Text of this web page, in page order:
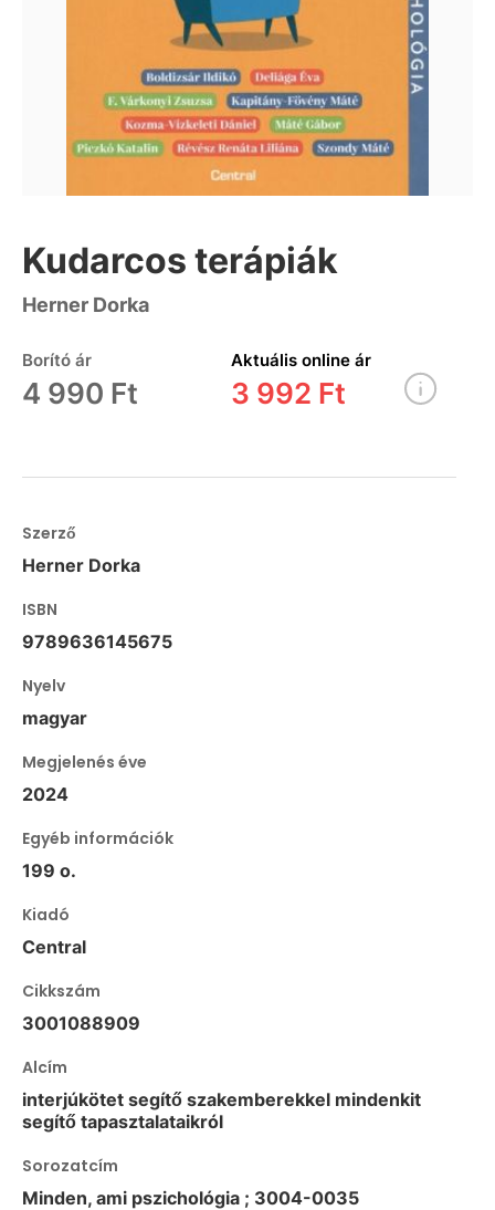
Kudarcos terápiák
Herner Dorka
Borító ár
4 990 Ft
Aktuális online ár
3 992 Ft
Szerző
Herner Dorka
ISBN
9789636145675
Nyelv
magyar
Megjelenés éve
2024
Egyéb információk
199 o.
Kiadó
Central
Cikkszám
3001088909
Alcím
interjúkötet segítő szakemberekkel mindenkit
segítő tapasztalataikról
Sorozatcím
Minden, ami pszichológia ; 3004-0035